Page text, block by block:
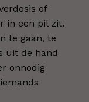
of
in een pil zit.
te gaan, te
uit de hand
onnodig